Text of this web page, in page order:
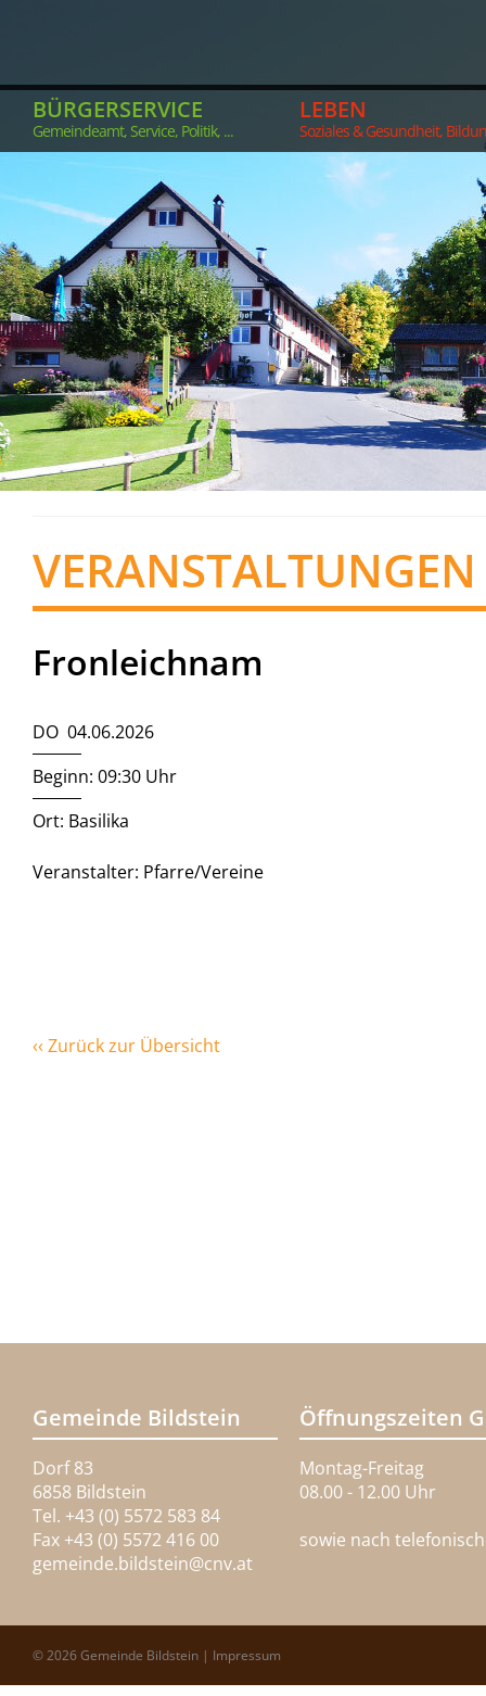
BÜRGERSERVICE
Gemeindeamt, Service, Politik, ...
LEBEN
Soziales & Gesundheit,
VERANSTALTUNGEN
Fronleichnam
DO 04.06.2026
Beginn: 09:30 Uhr
Ort: Basilika
Veranstalter: Pfarre/Vereine
‹‹ Zurück zur Übersicht
Gemeinde Bildstein
Dorf 83
6858 Bildstein
Tel. +43 (0) 5572 583 84
Fax +43 (0) 5572 416 00
gemeinde.bildstein@cnv.at
Öffnungszeiten
Montag-Freitag
08.00 - 12.00 Uhr
sowie nach
© 2026 Gemeinde Bildstein | Impressum